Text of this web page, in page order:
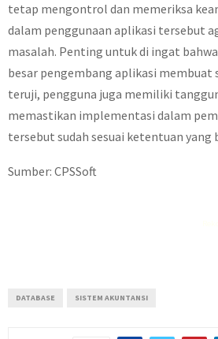
tetap mengontrol dan memeriksa
dalam penggunaan aplikasi tersebut
masalah. Penting untuk di ingat
besar pengembang aplikasi membuat
teruji, pengguna juga memiliki
memastikan implementasi dalam
tersebut sudah sesuai ketentuan yang
Sumber: CPSSoft
DATABASE SISTEM AKUNTANSI